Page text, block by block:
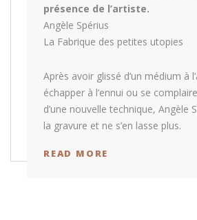
présence de l’artiste.
Angèle Spérius
La Fabrique des petites utopies
Après avoir glissé d’un médium à
échapper à l’ennui ou se
d’une nouvelle technique, Angèle
la gravure et ne s’en lasse plus.
READ MORE